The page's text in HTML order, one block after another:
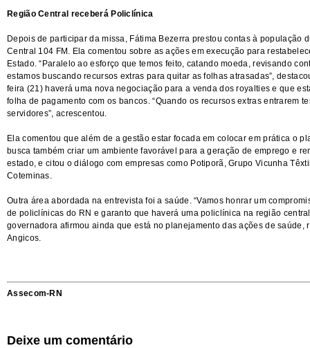
Região Central receberá Policlínica
Depois de participar da missa, Fátima Bezerra prestou contas à população
Central 104 FM. Ela comentou sobre as ações em execução para
Estado. “Paralelo ao esforço que temos feito, catando moeda, revisando
estamos buscando recursos extras para quitar as folhas atrasadas”,
feira (21) haverá uma nova negociação para a venda dos royalties e que
folha de pagamento com os bancos. “Quando os recursos extras entrarem
servidores”, acrescentou.
Ela comentou que além de a gestão estar focada em colocar em prática o
busca também criar um ambiente favorável para a geração de emprego e
estado, e citou o diálogo com empresas como Potiporã, Grupo Vicunha
Coteminas.
Outra área abordada na entrevista foi a saúde. “Vamos honrar um
de policlínicas do RN e garanto que haverá uma policlínica na região
governadora afirmou ainda que está no planejamento das ações de saúde,
Angicos.
Assecom-RN
Deixe um comentário